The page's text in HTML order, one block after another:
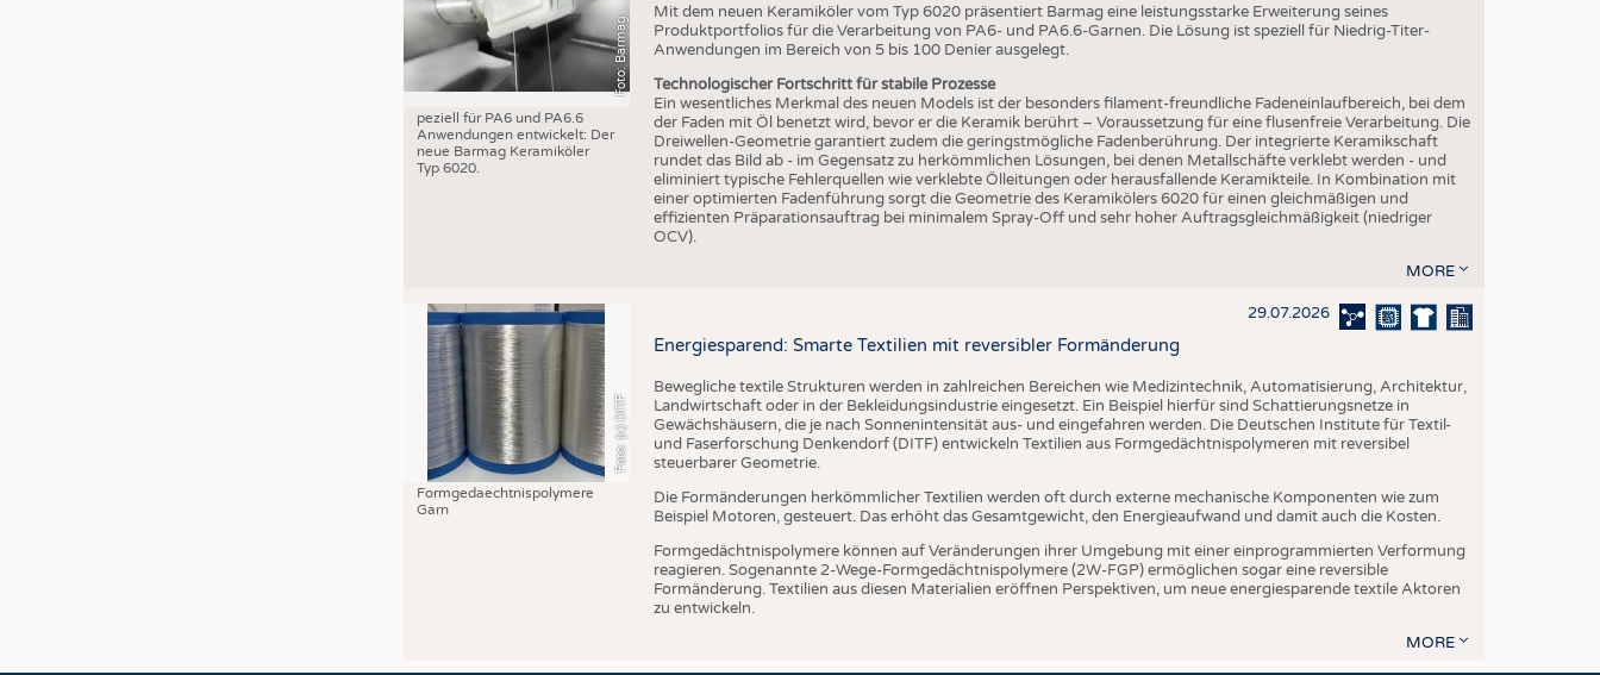
Foto: Barmag
peziell für PA6 und PA6.6
Anwendungen entwickelt: Der
neue Barmag Keramiköler
Typ 6020.
Mit dem neuen Keramiköler vom Typ 6020 präsentiert Barmag eine leistungsstarke Erweiterung seines
Produktportfolios für die Verarbeitung von PA6- und PA6.6-Garnen. Die Lösung ist speziell für Niedrig-Titer-
Anwendungen im Bereich von 5 bis 100 Denier ausgelegt.
Technologischer Fortschritt für stabile Prozesse
Ein wesentliches Merkmal des neuen Models ist der besonders filament-freundliche Fadeneinlaufbereich, bei dem
der Faden mit Öl benetzt wird, bevor er die Keramik berührt – Voraussetzung für eine flusenfreie Verarbeitung. Die
Dreiwellen-Geometrie garantiert zudem die geringstmögliche Fadenberührung. Der integrierte Keramikschaft
rundet das Bild ab - im Gegensatz zu herkömmlichen Lösungen, bei denen Metallschäfte verklebt werden - und
eliminiert typische Fehlerquellen wie verklebte Ölleitungen oder herausfallende Keramikteile. In Kombination mit
einer optimierten Fadenführung sorgt die Geometrie des Keramikölers 6020 für einen gleichmäßigen und
effizienten Präparationsauftrag bei minimalem Spray-Off und sehr hoher Auftragsgleichmäßigkeit (niedriger
OCV).
MORE
Foto: (c) DITF
Formgedaechtnispolymere
Garn
29.07.2026
Energiesparend: Smarte Textilien mit reversibler Formänderung
Bewegliche textile Strukturen werden in zahlreichen Bereichen wie Medizintechnik, Automatisierung, Architektur,
Landwirtschaft oder in der Bekleidungsindustrie eingesetzt. Ein Beispiel hierfür sind Schattierungsnetze in
Gewächshäusern, die je nach Sonnenintensität aus- und eingefahren werden. Die Deutschen Institute für Textil-
und Faserforschung Denkendorf (DITF) entwickeln Textilien aus Formgedächtnispolymeren mit reversibel
steuerbarer Geometrie.
Die Formänderungen herkömmlicher Textilien werden oft durch externe mechanische Komponenten wie zum
Beispiel Motoren, gesteuert. Das erhöht das Gesamtgewicht, den Energieaufwand und damit auch die Kosten.
Formgedächtnispolymere können auf Veränderungen ihrer Umgebung mit einer einprogrammierten Verformung
reagieren. Sogenannte 2-Wege-Formgedächtnispolymere (2W-FGP) ermöglichen sogar eine reversible
Formänderung. Textilien aus diesen Materialien eröffnen Perspektiven, um neue energiesparende textile Aktoren
zu entwickeln.
MORE